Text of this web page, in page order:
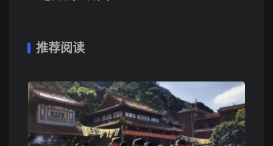
推荐阅读